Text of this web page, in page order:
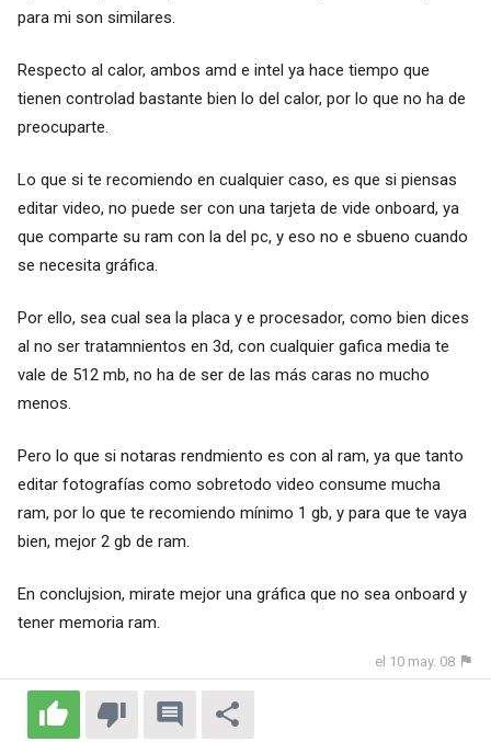
para mi son similares.
Respecto al calor, ambos amd e intel ya hace tiempo que
tienen controlad bastante bien lo del calor, por lo que no ha de
preocuparte.
Lo que si te recomiendo en cualquier caso, es que si piensas
editar video, no puede ser con una tarjeta de vide onboard, ya
que comparte su ram con la del pc, y eso no e sbueno cuando
se necesita gráfica.
Por ello, sea cual sea la placa y e procesador, como bien dices
al no ser tratamnientos en 3d, con cualquier gafica media te
vale de 512 mb, no ha de ser de las más caras no mucho
menos.
Pero lo que si notaras rendmiento es con al ram, ya que tanto
editar fotografías como sobretodo video consume mucha
ram, por lo que te recomiendo mínimo 1 gb, y para que te vaya
bien, mejor 2 gb de ram.
En conclujsion, mirate mejor una gráfica que no sea onboard y
tener memoria ram.
el 10 may. 08